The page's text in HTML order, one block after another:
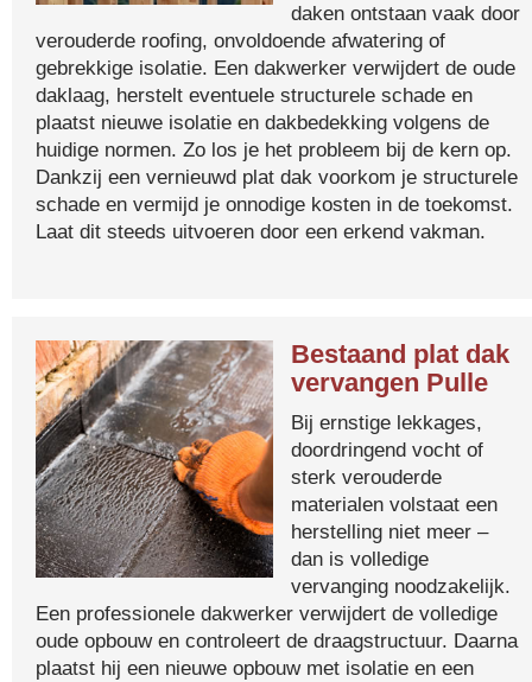
daken ontstaan vaak door
verouderde roofing, onvoldoende afwatering of
gebrekkige isolatie. Een dakwerker verwijdert de oude
daklaag, herstelt eventuele structurele schade en
plaatst nieuwe isolatie en dakbedekking volgens de
huidige normen. Zo los je het probleem bij de kern op.
Dankzij een vernieuwd plat dak voorkom je structurele
schade en vermijd je onnodige kosten in de toekomst.
Laat dit steeds uitvoeren door een erkend vakman.
Bestaand plat dak
vervangen Pulle
Bij ernstige lekkages,
doordringend vocht of
sterk verouderde
materialen volstaat een
herstelling niet meer –
dan is volledige
vervanging noodzakelijk.
Een professionele dakwerker verwijdert de volledige
oude opbouw en controleert de draagstructuur. Daarna
plaatst hij een nieuwe opbouw met isolatie en een